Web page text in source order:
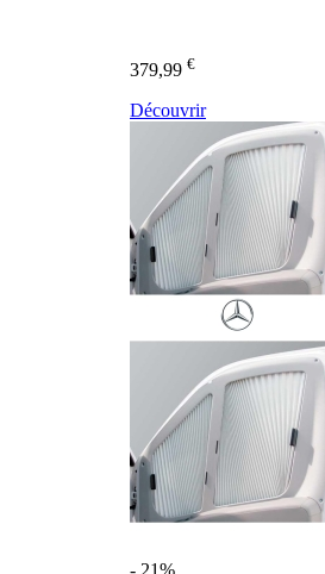
379,99 €
Découvrir
- 21%